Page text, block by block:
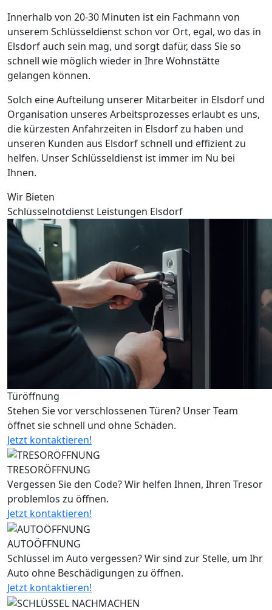
Innerhalb von 20-30 Minuten ist ein Fachmann von
unserem Schlüsseldienst schon vor Ort, egal, wo das in
Elsdorf auch sein mag, und sorgt dafür, dass Sie so
schnell wie möglich wieder in Ihre Wohnstätte
gelangen können.
Solch eine Aufteilung unserer Mitarbeiter in Elsdorf und
Organisation unseres Arbeitsprozesses erlaubt es uns,
die kürzesten Anfahrzeiten in Elsdorf zu haben und
unseren Kunden aus Elsdorf schnell und effizient zu
helfen. Unser Schlüsseldienst ist immer im Nu bei
Ihnen.
Wir Bieten
Schlüsselnotdienst Leistungen Elsdorf
Türöffnung
Stehen Sie vor verschlossenen Türen? Unser Team
öffnet sie schnell und ohne Schäden.
Jetzt kontaktieren!
TRESORÖFFNUNG
Vergessen Sie den Code? Wir helfen Ihnen, Ihren Tresor
problemlos zu öffnen.
Jetzt kontaktieren!
AUTOÖFFNUNG
Schlüssel im Auto vergessen? Wir sind zur Stelle, um Ihr
Auto ohne Beschädigungen zu öffnen.
Jetzt kontaktieren!